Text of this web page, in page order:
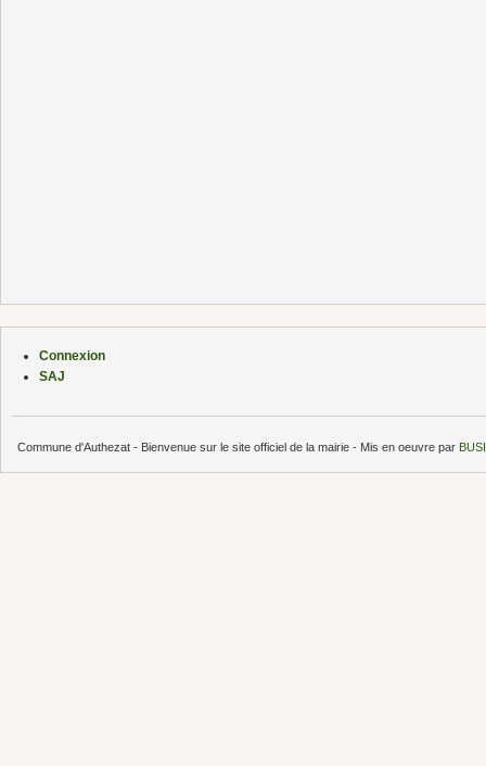
Connexion
SAJ
Commune d'Authezat - Bienvenue sur le site officiel de la mairie - Mis en oeuvre par